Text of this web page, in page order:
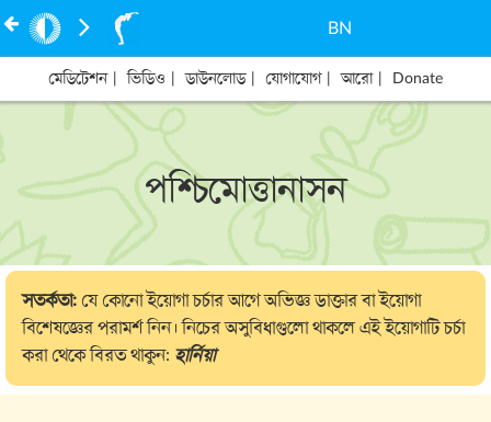
BN
মেডিটেশন ভিডিও ডাউনলোড যোগাযোগ আরো Donate
পশ্চিমোত্তানাসন
সতর্কতা: যে কোনো ইয়োগা চর্চার আগে অভিজ্ঞ ডাক্তার বা ইয়োগা
বিশেষজ্ঞের পরামর্শ নিন।নিচের অসুবিধাগুলো থাকলে এই ইয়োগাটি চর্চা
করা থেকে বিরত থাকুন: হার্নিয়া